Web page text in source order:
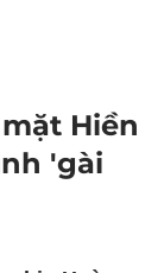
Hiền
'gài